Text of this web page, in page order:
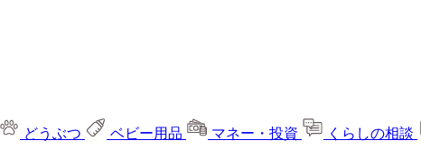
どうぶつ ベビー用品 マネー・投資 くらしの相談